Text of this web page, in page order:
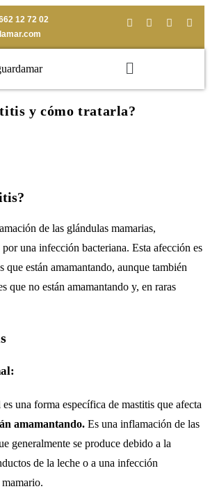
12 72 02
y cómo tratarla?
de las glándulas mamarias,
por una infección bacteriana. Esta afección es
que están amamantando, aunque también
que no están amamantando y, en raras
una forma específica de mastitis que afecta
amamantando. Es una inflamación de las
generalmente se produce debido a la
de la leche o a una infección